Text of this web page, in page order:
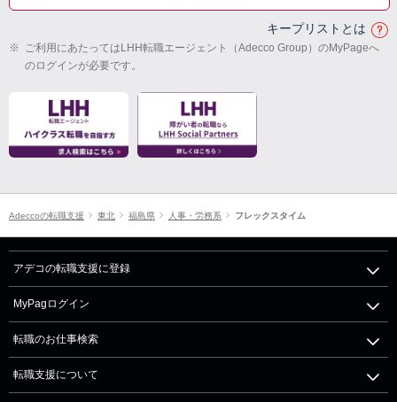
キープリストとは
※ ご利用にあたってはLHH転職エージェント（Adecco Group）のMyPageへ
のログインが必要です。
Adeccoの転職支援 東北 福島県 人事・労務系 フレックスタイム
アデコの転職支援に登録
MyPagログイン
転職のお仕事検索
転職支援について